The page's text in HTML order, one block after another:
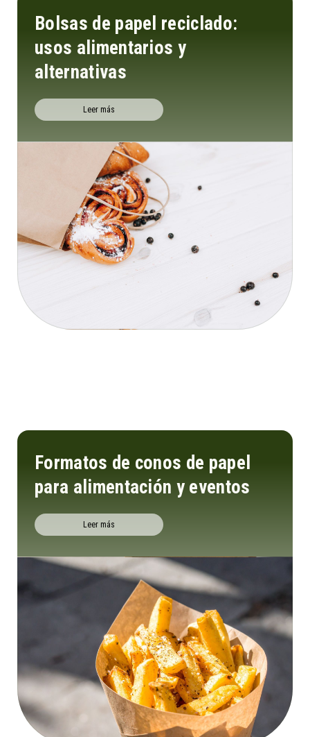
Bolsas de papel reciclado:
usos alimentarios y
alternativas
Leer más
Formatos de conos de papel
para alimentación y eventos
Leer más